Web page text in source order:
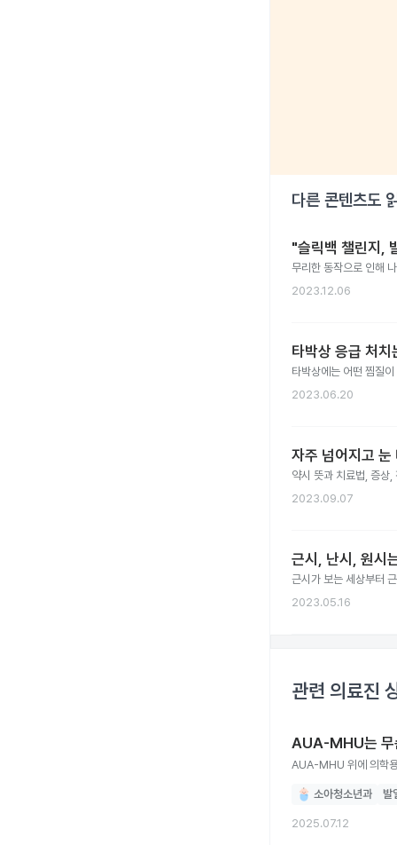
다른 콘텐츠도
"슬릭백 챌린지,
무리한 동작으로 인해
2023.12.06
타박상 응급 처
타박상에는 어떤 찜질
2023.06.20
자주 넘어지고
약시 뜻과 치료법, 증상
2023.09.07
근시, 난시, 원시
근시가 보는 세상부터
2023.05.16
관련 의료진
AUA-MHU는 무
AUA-MHU 위
소아청소년과 발
2025.07.12